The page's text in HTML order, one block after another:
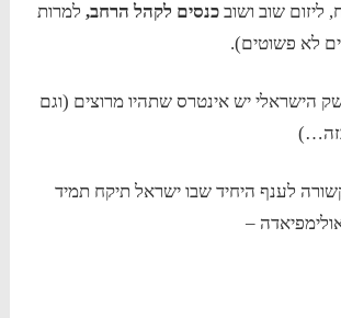
ליזום שוב ושובכנסים לקהל הרחב, למרות
לא פשוטים).
הישראלי יש אינטרס שתהיו מרוצים (וגם
לענף היחיד שבו ישראל תיקח תמיד
–